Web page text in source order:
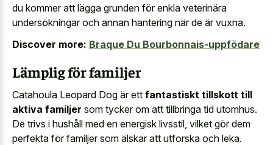
du kommer att lägga grunden för enkla veterinära
undersökningar och annan hantering när de är vuxna.
Discover more: Braque Du Bourbonnais-uppfödare
Lämplig för familjer
Catahoula Leopard Dog är ett fantastiskt tillskott till
aktiva familjer som tycker om att tillbringa tid utomhus.
De trivs i hushåll med en energisk livsstil, vilket gör dem
perfekta för familjer som älskar att utforska och leka.